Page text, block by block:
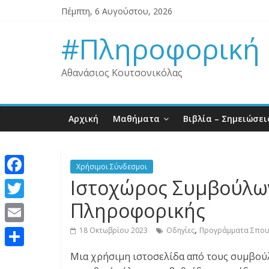
Πέμπτη, 6 Αυγούστου, 2026
#Πληροφορική
Αθανάσιος Κουτσονικόλας
Αρχική Μαθήματα Βιβλία –
Χρήσιμοι Σύνδεσμοι
Ιστοχώρος
Πληροφορικής
18 Οκτωβρίου 2023 Οδηγίες, Προγράμματα
Μια χρήσιμη ιστοσελίδα από τους
F
a
c
e
T
w
i
E